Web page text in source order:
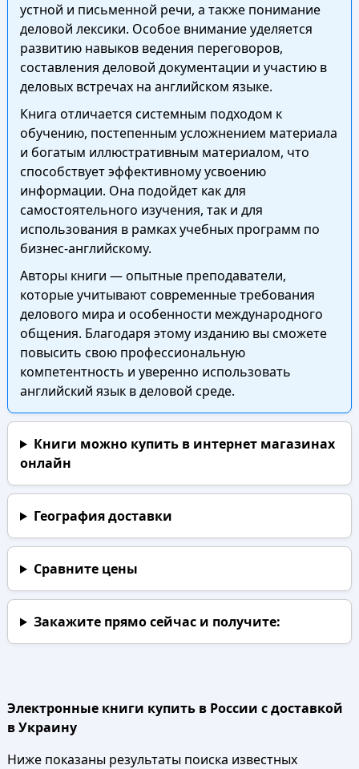
устной и письменной речи, а также понимание
деловой лексики. Особое внимание уделяется
развитию навыков ведения переговоров,
составления деловой документации и участию в
деловых встречах на английском языке.
Книга отличается системным подходом к
обучению, постепенным усложнением материала
и богатым иллюстративным материалом, что
способствует эффективному усвоению
информации. Она подойдет как для
самостоятельного изучения, так и для
использования в рамках учебных программ по
бизнес-английскому.
Авторы книги — опытные преподаватели,
которые учитывают современные требования
делового мира и особенности международного
общения. Благодаря этому изданию вы сможете
повысить свою профессиональную
компетентность и уверенно использовать
английский язык в деловой среде.
Книги можно купить в интернет магазинах
онлайн
География доставки
Сравните цены
Закажите прямо сейчаси получите:
Электронные книги купить в России с доставкой
в Украину
Ниже показаны результаты поиска известных